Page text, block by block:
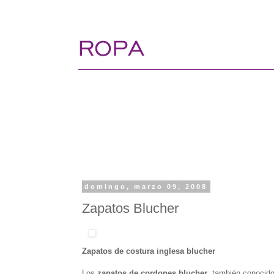
domingo, marzo 09, 2008
Zapatos Blucher
Zapatos de costura inglesa blucher